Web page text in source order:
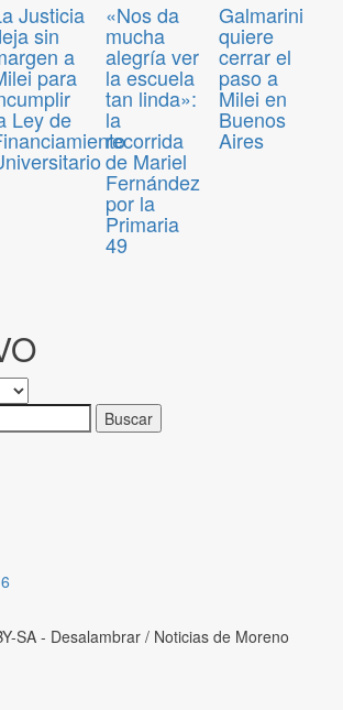
Justicia
sin
a
para
Ley de
«Nos da
mucha
alegría ver
la escuela
tan linda»:
la
recorrida
de Mariel
Fernández
por la
Primaria
49
Galmarini
quiere
cerrar el
paso a
Milei en
Buenos
Aires
SA - Desalambrar / Noticias de Moreno